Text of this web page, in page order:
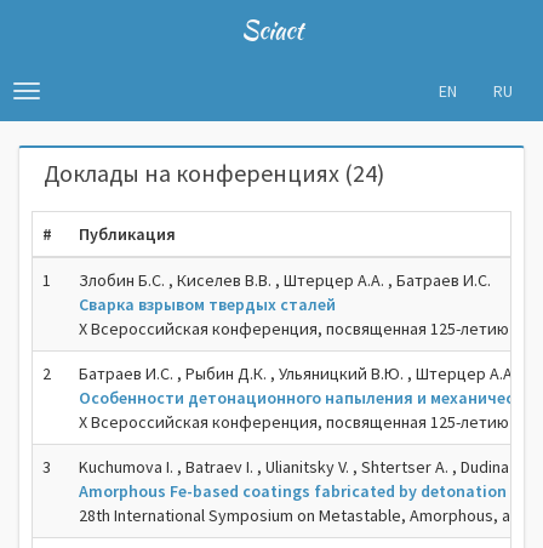
Sciact
Toggle
navigation
EN RU
Доклады на конференциях (24)
# Публикация
1
Злобин Б.С. , Киселев В.В. , Штерцер А.А. , Батраев И.С.
Сварка взрывом твердых сталей
X Всероссийская конференция, посвященная 125-летию со
2
Батраев И.С. , Рыбин Д.К. , Ульяницкий В.Ю. , Штерцер А.А.
Особенности детонационного напыления и
X Всероссийская конференция, посвященная 125-летию со
3
Kuchumova I. , Batraev I. , Ulianitsky V. , Shtertser A. , Dudina D. ,
Amorphous Fe-based coatings fabricated by detonation
28th International Symposium on Metastable, Amorphous, and